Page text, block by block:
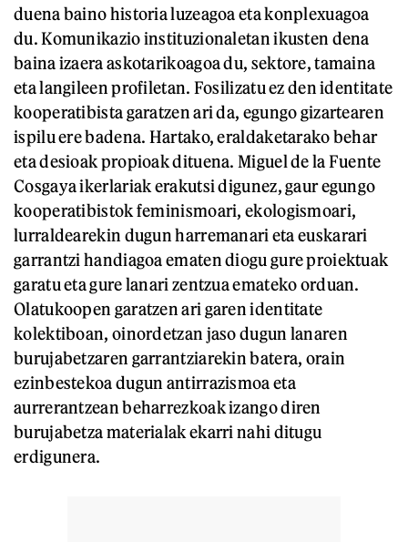
duena baino historia luzeagoa eta konplexuagoa
du. Komunikazio instituzionaletan ikusten dena
baina izaera askotarikoagoa du, sektore, tamaina
eta langileen profiletan. Fosilizatu ez den identitate
kooperatibista garatzen ari da, egungo gizartearen
ispilu ere badena. Hartako, eraldaketarako behar
eta desioak propioak dituena. Miguel de la Fuente
Cosgaya ikerlariak erakutsi digunez, gaur egungo
kooperatibistok feminismoari, ekologismoari,
lurraldearekin dugun harremanari eta euskarari
garrantzi handiagoa ematen diogu gure proiektuak
garatu eta gure lanari zentzua emateko orduan.
Olatukoopen garatzen ari garen identitate
kolektiboan, oinordetzan jaso dugun lanaren
burujabetzaren garrantziarekin batera, orain
ezinbestekoa dugun antirrazismoa eta
aurrerantzean beharrezkoak izango diren
burujabetza materialak ekarri nahi ditugu
erdigunera.